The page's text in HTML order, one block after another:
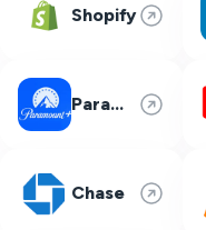
Shopify
Paramount Plus
Chase